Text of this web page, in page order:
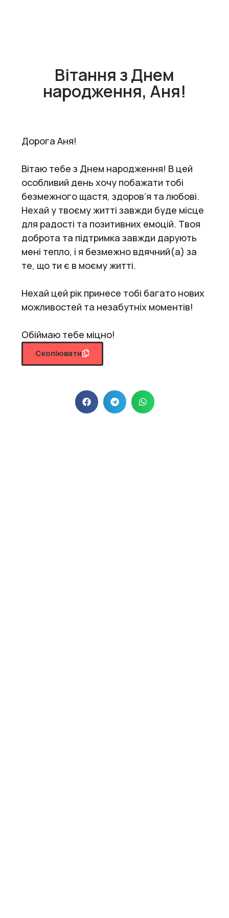
Вітання з Днем
народження, Аня!
Дорога Аня!
Вітаю тебе з Днем народження! В цей
особливий день хочу побажати тобі
безмежного щастя, здоров’я та любові.
Нехай у твоєму житті завжди буде місце
для радості та позитивних емоцій. Твоя
доброта та підтримка завжди дарують
мені тепло, і я безмежно вдячний(а) за
те, що ти є в моєму житті.
Нехай цей рік принесе тобі багато нових
можливостей та незабутніх моментів!
Обіймаю тебе міцно!
Скопіювати